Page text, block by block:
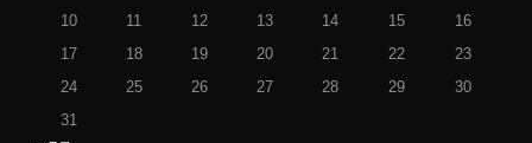
10
11 12 13 14 15
16
17
18 19 20 21 22
23
24
25 26 27 28 29
30
31